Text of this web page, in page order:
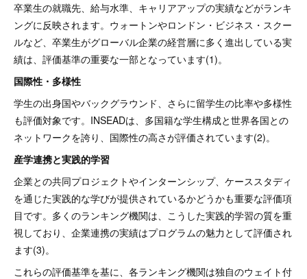
卒業生の就職先、給与水準、キャリアアップの実績などがランキ
ングに反映されます。ウォートンやロンドン・ビジネス・スクー
ルなど、卒業生がグローバル企業の経営層に多く進出している実
績は、評価基準の重要な一部となっています(1)。
国際性・多様性
学生の出身国やバックグラウンド、さらに留学生の比率や多様性
も評価対象です。INSEADは、多国籍な学生構成と世界各国との
ネットワークを誇り、国際性の高さが評価されています(2)。
産学連携と実践的学習
企業との共同プロジェクトやインターンシップ、ケーススタディ
を通じた実践的な学びが提供されているかどうかも重要な評価項
目です。多くのランキング機関は、こうした実践的学習の質を重
視しており、企業連携の実績はプログラムの魅力として評価され
ます(3)。
これらの評価基準を基に、各ランキング機関は独自のウェイト付